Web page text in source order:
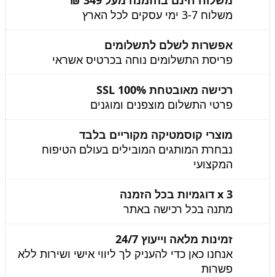
משלוח 3-7 ימי עסקים לכל הארץ
אפשרות לשלם לתשלומים
פריסת התשלומים נוחה בכרטיס אשראי
רכישה מאובטחת 100% SSL
פרטי התשלום מוצפנים ומוגנים
מוצרי קוסמטיקה מקוריים בלבד
נבחרת המותגים המובילים בעולם הטיפוח
המקצועי
3 x דוגמיות בכל הזמנה
מתנה בכל רכישה באתר
זמינות מלאה וייעוץ 24/7
אנחנו כאן כדי להעניק לך ליווי אישי ושירות ללא
פשרות